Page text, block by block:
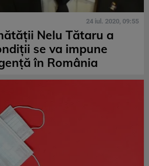
24 iul. 2020, 09:55
Nelu Tătaru a
se va impune
în România